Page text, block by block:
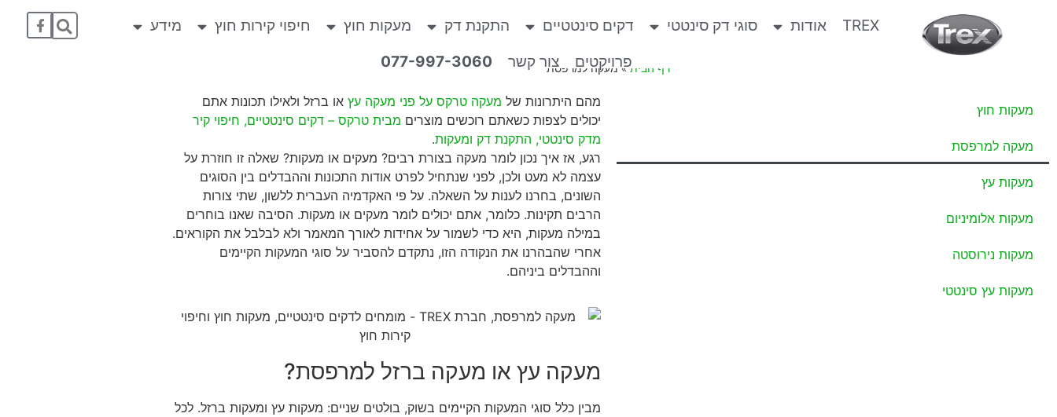
TREX אודות סוגי דק סינטטי דקים סינטטיים התקנת דק מעקות חוץ חיפוי קירות חוץ
מידע
פרויקטים
צור קשר 077-997-3060
מעקה למרפסת
דף הבית» מעקה למרפסת
מעקות חוץ
מעקה למרפסת
מעקות עץ
מעקות אלומיניום
מעקות נירוסטה
מעקות עץ סינטטי
מהם היתרונות של מעקה טרקס על פני מעקה עץ או ברזל ולאילו תכונות אתם
יכולים לצפות כשאתם רוכשים מוצרים מבית טרקס – דקים סינטטיים, חיפוי קיר
מדק סינטטי, התקנת דק ומעקות.
רגע, אז איך נכון לומר מעקה בצורת רבים? מעקים או מעקות? שאלה זו חוזרת על
עצמה לא מעט ולכן, לפני שנתחיל לפרט אודות התכונות וההבדלים בין הסוגים
השונים, בחרנו לענות על השאלה. על פי האקדמיה העברית ללשון, שתי צורות
הרבים תקינות. כלומר, אתם יכולים לומר מעקים או מעקות. הסיבה שאנו בוחרים
במילה מעקות, היא כדי לשמור על אחידות לאורך המאמר ולא לבלבל את הקוראים.
אחרי שהבהרנו את הנקודה הזו, נתקדם להסביר על סוגי המעקות הקיימים
וההבדלים ביניהם.
מעקה עץ או מעקה ברזל למרפסת?
מבין כלל סוגי המעקות הקיימים בשוק, בולטים שניים: מעקות עץ ומעקות ברזל. לכל